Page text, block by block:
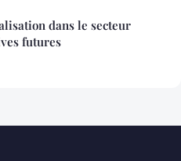
dans le secteur
futures